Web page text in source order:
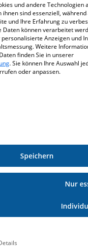
MIT
Maßnahmen des
die
der einzelnen
Leistungen unter
wurden Budgets
auch für die
Budgets
und andere Technologien
ihnen sind essenziell,
und Ihre Erfahrung zu
Daten können verarbeitet
personalisierte Anzeigen und
Weitere
finden Sie in unserer
.Sie können Ihre Auswahl
oder anpassen.
Speichern
Nur